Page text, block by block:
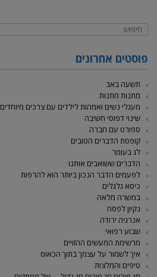
פוסטים אחרונים
תשעה באב
מתנות מתנות
מעגלי נשים ואמהות לילדים עם צרכים מיוחדים
שינוי דפוסי חשיבה
ספורט עם חברה
קופסת הדברים הטובים
לג בעומר
הדברים ששואבים אותנו
לפעמים הדבר הנכון ביותר הוא להרפות
כיסא גלגלים
במשרה מלאה
נקיון לפסח
אנרגיה ירודה
שבוע רפואי
מרשימת המעשים ההזויים
איך לשמור על עצמך בתוך הכאוס
טיפים והמלצות